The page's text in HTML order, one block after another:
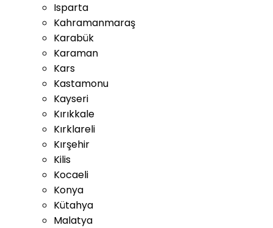
Isparta
Kahramanmaraş
Karabük
Karaman
Kars
Kastamonu
Kayseri
Kırıkkale
Kırklareli
Kırşehir
Kilis
Kocaeli
Konya
Kütahya
Malatya